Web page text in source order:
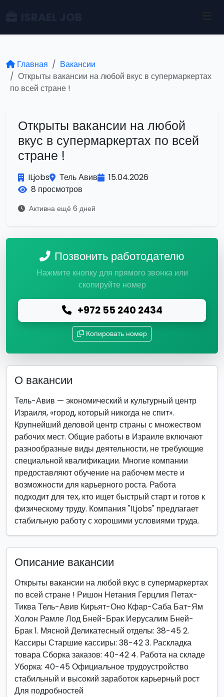
Главная
Вакансии
Открыты вакансии на любой вкус в супермаркертах
по всей стране !
Открыты вакансии на любой
вкус в супермаркертах по всей
стране !
ILjobs Тель Авив
15.04.2026
8 просмотров
Активна ещё 6 дней
Позвонить работодателю
Нажмите кнопку для прямого звонка или
скопируйте номер
+972 55 240 2434
Копировать номер
О вакансии
Тель-Авив — экономический и культурный центр
Израиля, «город, который никогда не спит».
Крупнейший деловой центр страны с множеством
рабочих мест. Общие работы в Израиле включают
разнообразные виды деятельности, не требующие
специальной квалификации. Многие компании
предоставляют обучение на рабочем месте и
возможности для карьерного роста. Работа
подходит для тех, кто ищет быстрый старт и готов к
физическому труду. Компания "ILjobs" предлагает
стабильную работу с хорошими условиями труда.
Описание вакансии
Открыты вакансии на любой вкус в супермаркертах
по всей стране ! Ришон Нетания Герцлия Петах-
Тиква Тель-Авив Кирьят-Оно Кфар-Саба Бат-Ям
Холон Рамле Лод Бней-Брак Иерусалим Бней-
Брак 1. Мясной Деликатесный отделы: 38-45 2.
Кассиры Старшие кассиры: 38-42 3. Раскладка
товара Сборка заказов: 40-42 4. Работа на складе
Уборка: 40-45 Официальное трудоустройство
стабильный и высокий заработок карьерный рост
Для подробностей